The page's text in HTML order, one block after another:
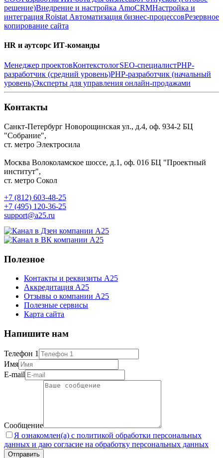
решение)Внедрение и настройка AmoCRMНастройка и
интеграция Roistat Автоматизация бизнес-процессовРезервное
копирование сайта
HR и аутсорс ИТ-команды
Менеджер проектовКонтекстологSEO-специалистPHP-
разработчик (средний уровень)PHP-разработчик (начальный
уровень)Эксперты для управления онлайн-продажами
Контакты
Санкт-Петербург Новорощинская ул., д.4, оф. 934-2 БЦ
"Собрание",
ст. метро Электросила
Москва Волоколамское шоссе, д.1, оф. 016 БЦ "Проектный
институт",
ст. метро Сокол
+7 (812) 603-48-25
+7 (495) 120-36-25
support@a25.ru
Полезное
Контакты и реквизиты А25
Аккредитация А25
Отзывы о компании А25
Полезные сервисы
Карта сайта
Напишите нам
Телефон 1
Имя
E-mail
Сообщение
Я ознакомлен(а) с политикой обработки персональных
данных и даю согласие на обработку персональных данных